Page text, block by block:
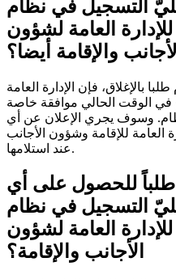
التسجيل في نظام
للإدارة العامة لشؤون
الأجانب والإقامة أيضا؟
بالإغلاق، فإن الإدارة العامة
في الوقت الحالي موافقة خاصة
وسوف يجري الإعلان عن أي
العامة للإقامة وشؤون الأجانب
عند استلامها.
للحصول على أي
التسجيل في نظام
للإدارة العامة لشؤون
الأجانب والإقامة؟